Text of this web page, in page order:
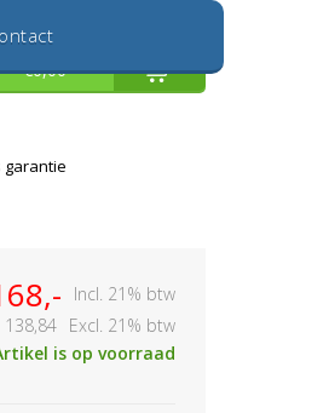
€0,00
garantie
Incl. 21% btw
138,84 Excl. 21% btw
is op voorraad